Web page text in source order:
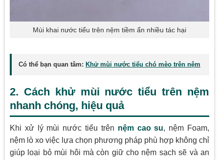
Mùi khai nước tiểu trên nệm tiềm ẩn nhiều tác hại
Có thể bạn quan tâm: Khử mùi nước tiểu chó mèo trên nệm
2. Cách khử mùi nước tiểu trên nệm
nhanh chóng, hiệu quả
Khi xử lý mùi nước tiểu trên nệm cao su, nệm Foam,
nệm lò xo việc lựa chọn phương pháp phù hợp không chỉ
giúp loại bỏ mùi hôi mà còn giữ cho nệm sạch sẽ và an